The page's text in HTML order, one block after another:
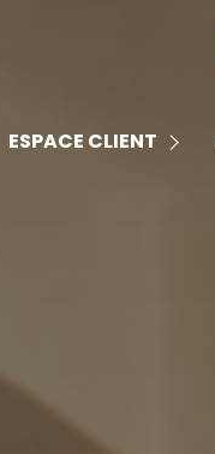
ESPACE CLIENT
ESPACE SYNDIC